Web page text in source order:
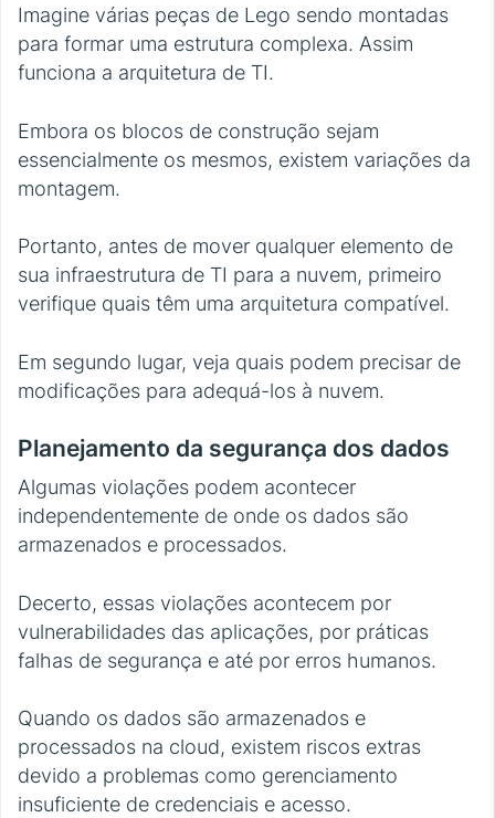
Imagine várias peças de Lego sendo montadas
para formar uma estrutura complexa. Assim
funciona a arquitetura de TI.
Embora os blocos de construção sejam
essencialmente os mesmos, existem variações da
montagem.
Portanto, antes de mover qualquer elemento de
sua infraestrutura de TI para a nuvem, primeiro
verifique quais têm uma arquitetura compatível.
Em segundo lugar, veja quais podem precisar de
modificações para adequá-los à nuvem.
Planejamento da segurança dos dados
Algumas violações podem acontecer
independentemente de onde os dados são
armazenados e processados.
Decerto, essas violações acontecem por
vulnerabilidades das aplicações, por práticas
falhas de segurança e até por erros humanos.
Quando os dados são armazenados e
processados na cloud, existem riscos extras
devido a problemas como gerenciamento
insuficiente de credenciais e acesso.